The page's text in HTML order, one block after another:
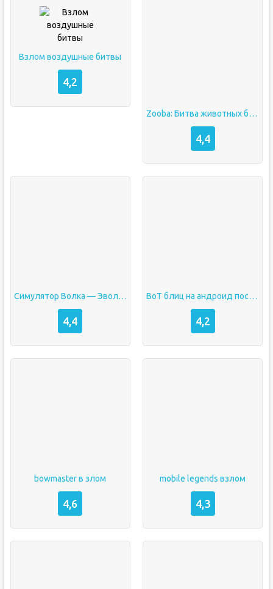
Взлом воздушные битвы
4,2
Zooba: Битва животных без рекламы
4,4
Симулятор Волка — Эволюция Диких Животных взлом Много денег
4,4
ВоТ блиц на андроид последняя версия
4,2
bowmaster в злом
4,6
mobile legends взлом
4,3